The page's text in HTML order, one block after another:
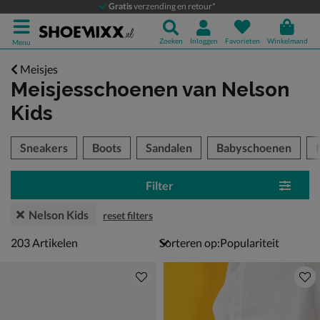
Gratisverzending en retour*
Menu Zoeken Inloggen Favorieten Winkelmand
Meisjes
Meisjesschoenen van Nelson
Kids
over
Sneakers Boots Sandalen Babyschoenen
Filter
Nelson Kids reset filters
203 artikelen
203Artikelen Sorteren op: